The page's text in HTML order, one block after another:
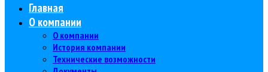
Главная
О компании
О компании
История компании
Технические возможности